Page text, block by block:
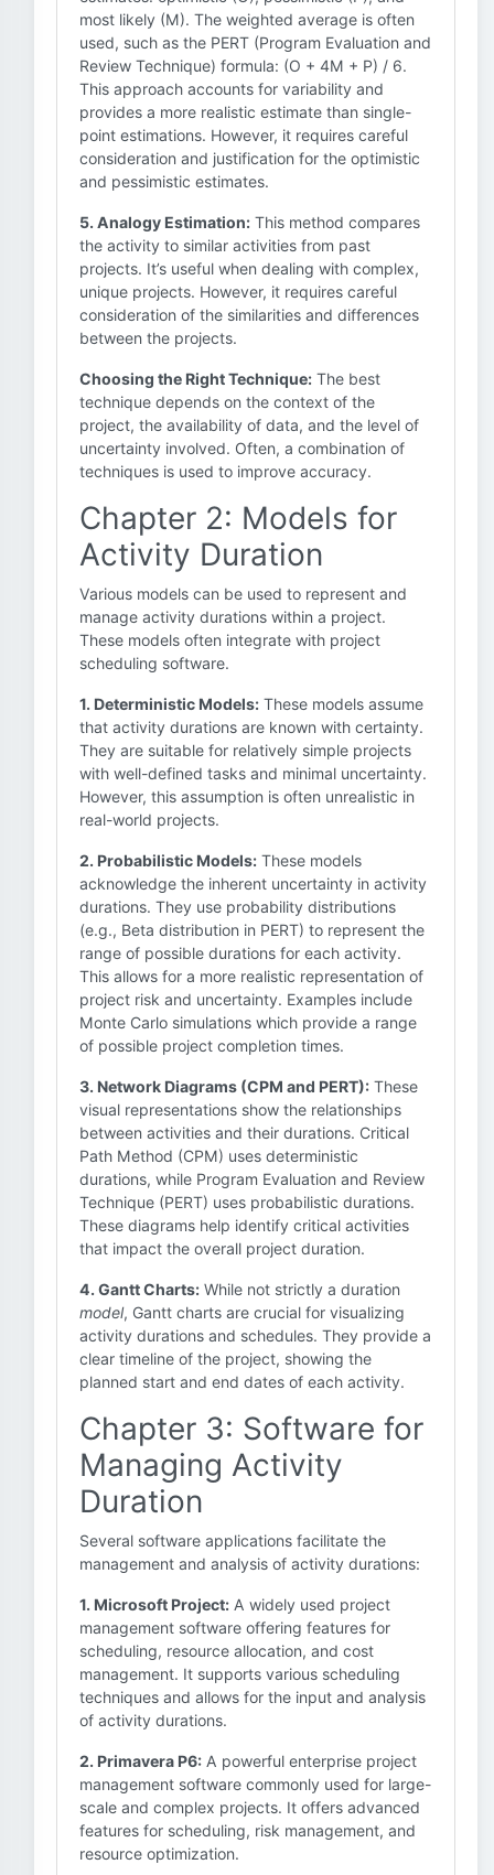
most likely (M). The weighted average is often
used, such as the PERT (Program Evaluation and
Review Technique) formula: (O + 4M + P) / 6.
This approach accounts for variability and
provides a more realistic estimate than single-
point estimations. However, it requires careful
consideration and justification for the optimistic
and pessimistic estimates.
5. Analogy Estimation: This method compares
the activity to similar activities from past
projects. It’s useful when dealing with complex,
unique projects. However, it requires careful
consideration of the similarities and differences
between the projects.
Choosing the Right Technique: The best
technique depends on the context of the
project, the availability of data, and the level of
uncertainty involved. Often, a combination of
techniques is used to improve accuracy.
Chapter 2: Models for
Activity Duration
Various models can be used to represent and
manage activity durations within a project.
These models often integrate with project
scheduling software.
1. Deterministic Models: These models assume
that activity durations are known with certainty.
They are suitable for relatively simple projects
with well-defined tasks and minimal uncertainty.
However, this assumption is often unrealistic in
real-world projects.
2. Probabilistic Models: These models
acknowledge the inherent uncertainty in activity
durations. They use probability distributions
(e.g., Beta distribution in PERT) to represent the
range of possible durations for each activity.
This allows for a more realistic representation of
project risk and uncertainty. Examples include
Monte Carlo simulations which provide a range
of possible project completion times.
3. Network Diagrams (CPM and PERT): These
visual representations show the relationships
between activities and their durations. Critical
Path Method (CPM) uses deterministic
durations, while Program Evaluation and Review
Technique (PERT) uses probabilistic durations.
These diagrams help identify critical activities
that impact the overall project duration.
4. Gantt Charts: While not strictly a duration
model, Gantt charts are crucial for visualizing
activity durations and schedules. They provide a
clear timeline of the project, showing the
planned start and end dates of each activity.
Chapter 3: Software for
Managing Activity
Duration
Several software applications facilitate the
management and analysis of activity durations:
1. Microsoft Project: A widely used project
management software offering features for
scheduling, resource allocation, and cost
management. It supports various scheduling
techniques and allows for the input and analysis
of activity durations.
2. Primavera P6: A powerful enterprise project
management software commonly used for large-
scale and complex projects. It offers advanced
features for scheduling, risk management, and
resource optimization.